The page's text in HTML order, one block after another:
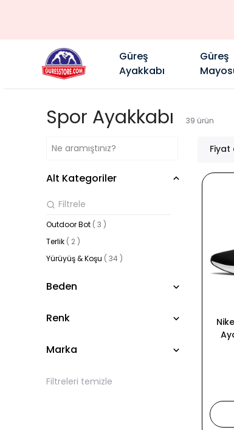
Güreş
Ayakkabı
Güreş
Spor Ayakkabı 39 ürün
Alt Kategoriler
Outdoor Bot ( 3 )
Terlik ( 2 )
Yürüyüş & Koşu ( 34 )
Beden
Renk
Marka
Filtreleri temizle